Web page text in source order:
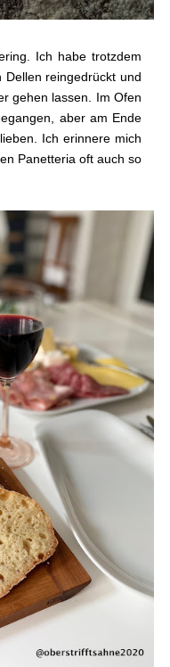
Ich habe trotzdem
reingedrückt und
gehen lassen. Im Ofen
aber am Ende
Ich erinnere mich
Panetteria oft auch so